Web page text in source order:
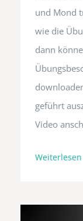
und
wie die
dann
geführt
Video
Weiterlesen